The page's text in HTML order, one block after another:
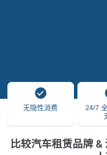
无隐性消费
24/7
比较汽车租赁品牌 &